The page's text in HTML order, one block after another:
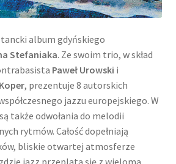
album gdyńskiego
Stefaniaka. Ze swoim trio, w skład
Paweł Urowski i
, prezentuje 8 autorskich
jazzu europejskiego. W
także odwołania do melodii
rytmów. Całość dopełniają
bliskie otwartej atmosferze
jazz przeplata się z wieloma